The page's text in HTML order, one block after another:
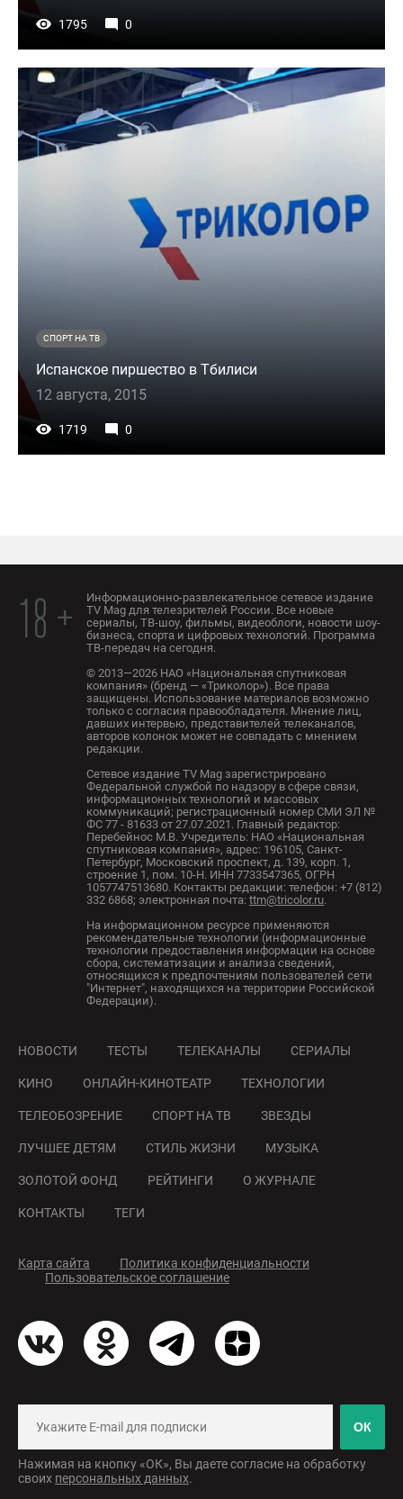
1795 0
СПОРТ НА ТВ
Испанское пиршество в Тбилиси
12 августа, 2015
1719 0
18 +
Информационно-развлекательное сетевое издание
TV Mag для телезрителей России. Все новые
сериалы, ТВ-шоу, фильмы, видеоблоги, новости шоу-
бизнеса, спорта и цифровых технологий. Программа
ТВ-передач на сегодня.
© 2013—2026 НАО «Национальная спутниковая
компания» (бренд — «Триколор»). Все права
защищены. Использование материалов возможно
только с согласия правообладателя. Мнение лиц,
давших интервью, представителей телеканалов,
авторов колонок может не совпадать с мнением
редакции.
Сетевое издание TV Mag зарегистрировано
Федеральной службой по надзору в сфере связи,
информационных технологий и массовых
коммуникаций; регистрационный номер СМИ ЭЛ №
ФС 77 - 81633 от 27.07.2021. Главный редактор:
Перебейнос М.В. Учредитель: НАО «Национальная
спутниковая компания», адрес: 196105, Санкт-
Петербург, Московский проспект, д. 139, корп. 1,
строение 1, пом. 10-Н. ИНН 7733547365, ОГРН
1057747513680. Контакты редакции: телефон: +7 (812)
332 6868; электронная почта: ttm@tricolor.ru.
На информационном ресурсе применяются
рекомендательные технологии (информационные
технологии предоставления информации на основе
сбора, систематизации и анализа сведений,
относящихся к предпочтениям пользователей сети
"Интернет", находящихся на территории Российской
Федерации).
НОВОСТИ ТЕСТЫ ТЕЛЕКАНАЛЫ СЕРИАЛЫ
КИНО ОНЛАЙН-КИНОТЕАТР ТЕХНОЛОГИИ
ТЕЛЕОБОЗРЕНИЕ СПОРТ НА ТВ ЗВЕЗДЫ
ЛУЧШЕЕ ДЕТЯМ СТИЛЬ ЖИЗНИ МУЗЫКА
ЗОЛОТОЙ ФОНД РЕЙТИНГИ О ЖУРНАЛЕ
КОНТАКТЫ ТЕГИ
Карта сайта
Политика конфиденциальности
Пользовательское соглашение
ОК
Нажимая на кнопку «ОК», Вы даете согласие на обработку
своих персональных данных.